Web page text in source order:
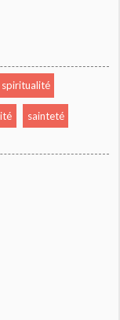
spiritualité
sainteté